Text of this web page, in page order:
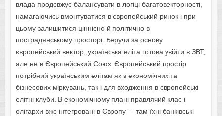
влада продовжує балансувати в логіці багатовекторності,
намагаючись вмонтуватися в європейський ринок і при
цьому залишитися ціннісно й політично в
пострадянському просторі. Беручи за основу
європейський вектор, українська еліта готова увійти в ЗВТ,
але не в Європейський Союз. Європейський простір
потрібний українським елітам як з економічних та
бізнесових міркувань, так і для входження в європейські
елітні клуби. В економічному плані правлячий клас і
олігархи вже інтегровані в Європу – там їхні банківські